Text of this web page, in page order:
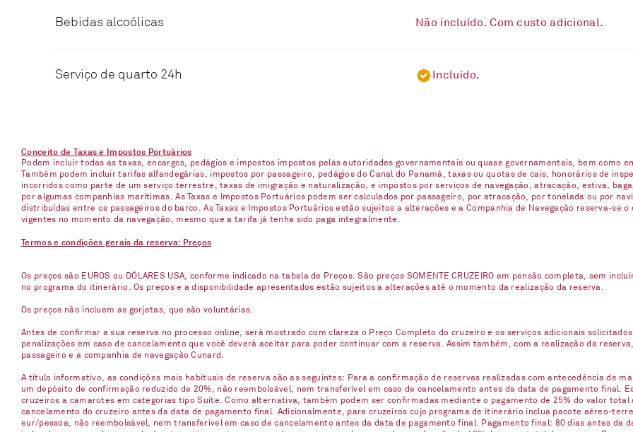
Bebidas alcoólicas Não incluído. Com custo adicional.
Serviço de quarto 24h Incluído.
Conceito de Taxas e Impostos Portuários
Podem incluir todas as taxas, encargos, pedágios e impostos impostos pelas autoridades governamentais ou quase governamentais, bem como
Também podem incluir tarifas alfandegárias, impostos por passageiro, pedágios do Canal do Panamá, taxas ou quotas de cais, honorários de
incorridos como parte de um serviço terrestre, taxas de imigração e naturalização, e impostos por serviços de navegação, atracação, estiva,
por algumas companhias marítimas. As Taxas e Impostos Portuários podem ser calculados por passageiro, por atracação, por tonelada ou por
distribuídas entre os passageiros do barco. As Taxas e Impostos Portuários estão sujeitos a alterações e a Companhia de Navegação reserva-se
vigentes no momento da navegação, mesmo que a tarifa já tenha sido paga integralmente.
Termos e condições gerais da reserva: Preços
Os preços são EUROS ou DÓLARES USA, conforme indicado na tabela de Preços. São preços SOMENTE CRUZEIRO em pensão completa, sem
no programa do itinerário. Os preços e a disponibilidade apresentados estão sujeitos a alterações até o momento da realização da reserva.
Os preços não incluem as gorjetas, que são voluntárias.
Antes de confirmar a sua reserva no processo online, será mostrado com clareza o Preço Completo do cruzeiro e os serviços adicionais
penalizações em caso de cancelamento que você deverá aceitar para poder continuar com a reserva. Assim também, com a realização da
passageiro e a companhia de navegação Cunard.
A título informativo, as condições mais habituais de reserva são as seguintes: Para a confirmação de reservas realizadas com antecedência de
um depósito de confirmação reduzido de 20%, não reembolsável, nem transferível em caso de cancelamento antes da data de pagamento final.
cruzeiros a camarotes em categorias tipo Suíte. Como alternativa, também podem ser confirmadas mediante o pagamento de 25% do valor
cancelamento do cruzeiro antes da data de pagamento final. Adicionalmente, para cruzeiros cujo programa de itinerário inclua pacote aéreo-
eur/pessoa, não reembolsável, nem transferível em caso de cancelamento antes da data de pagamento final. Pagamento final: 80 dias antes da